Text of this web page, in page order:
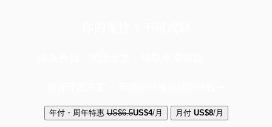
年付・周年特惠 US$6.5US$4/月 月付 US$8/月